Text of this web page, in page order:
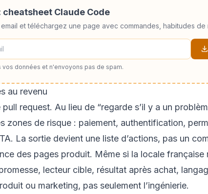
cheatsheet Claude Code
et téléchargez une page avec commandes, habitudes
vos données et n'envoyons pas de spam.
au revenu
request. Au lieu de “regarde s’il y a un
zones de risque : paiement, authentification,
La sortie devient une liste d’actions, pas un
des pages produit. Même si la locale française
lecteur cible, résultat après achat,
ou marketing, pas seulement l’ingénierie.